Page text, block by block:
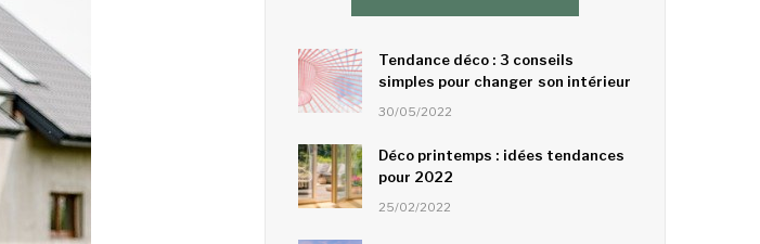
Tendance déco : 3 conseils
simples pour changer son intérieur
30/05/2022
Déco printemps : idées tendances
pour 2022
25/02/2022